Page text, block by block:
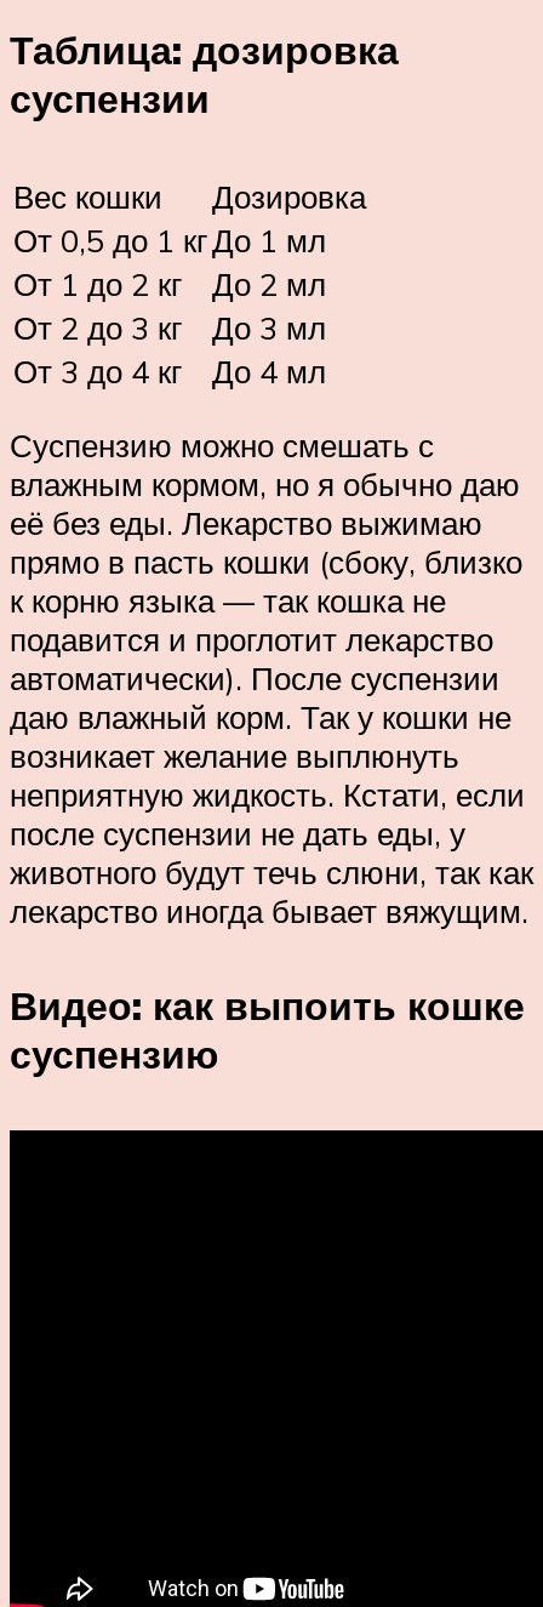
Таблица: дозировка
суспензии
Вес кошки
Дозировка
От 0,5 до 1 кгДо 1 мл
От 1 до 2 кг
До 2 мл
От 2 до 3 кг
До 3 мл
От 3 до 4 кг
До 4 мл
Суспензию можно смешать с
влажным кормом, но я обычно даю
её без еды. Лекарство выжимаю
прямо в пасть кошки (сбоку, близко
к корню языка — так кошка не
подавится и проглотит лекарство
автоматически). После суспензии
даю влажный корм. Так у кошки не
возникает желание выплюнуть
неприятную жидкость. Кстати, если
после суспензии не дать еды, у
животного будут течь слюни, так как
лекарство иногда бывает вяжущим.
Видео: как выпоить кошке
суспензию